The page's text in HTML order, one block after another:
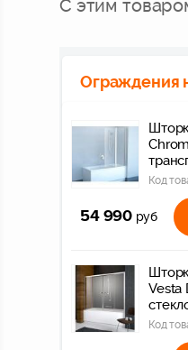
С этим
Ограждения
Код
54 990 руб
Vesta
Код